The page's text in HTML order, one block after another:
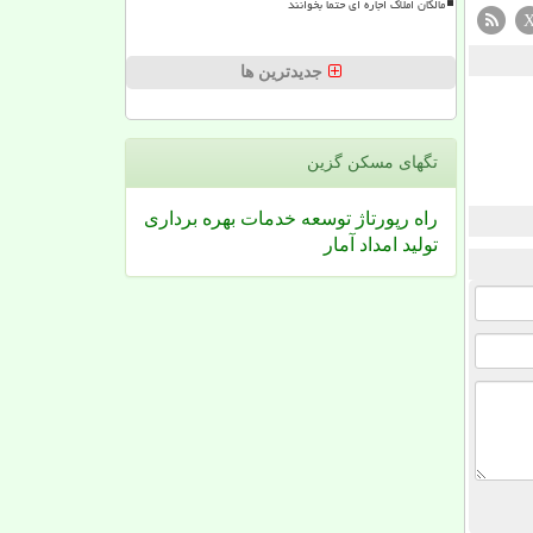
X
جدیدترین ها
تگهای مسكن گزین
راه رپورتاژ توسعه خدمات بهره برداری
تولید امداد آمار